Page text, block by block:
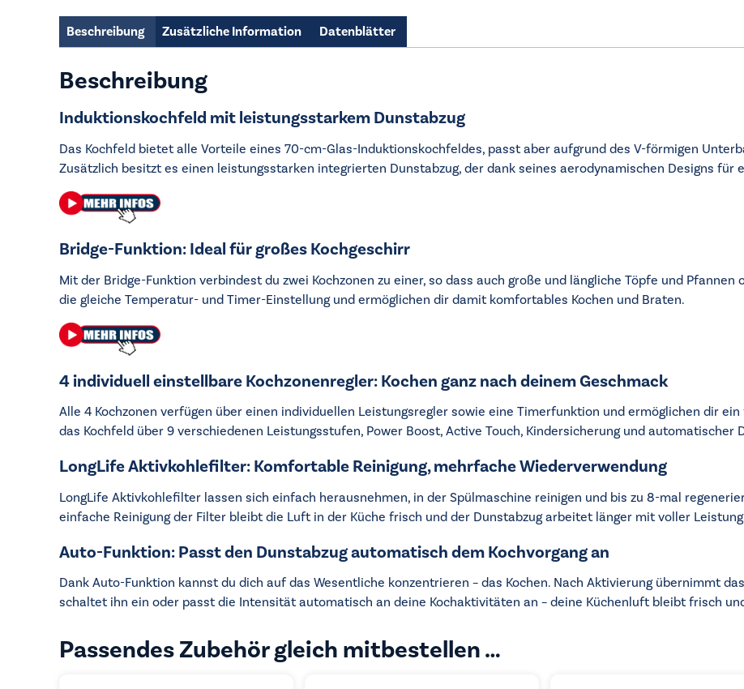
Menge
Beschreibung Zusätzliche Information Datenblätter
Beschreibung
Induktionskochfeld mit leistungsstarkem Dunstabzug
Das Kochfeld bietet alle Vorteile eines 70-cm-Glas-Induktionskochfeldes, passt aber aufgrund des V-förmigen
Zusätzlich besitzt es einen leistungsstarken integrierten Dunstabzug, der dank seines aerodynamischen Designs
Bridge-Funktion: Ideal für großes Kochgeschirr
Mit der Bridge-Funktion verbindest du zwei Kochzonen zu einer, so dass auch große und längliche Töpfe und
die gleiche Temperatur- und Timer-Einstellung und ermöglichen dir damit komfortables Kochen und Braten.
4 individuell einstellbare Kochzonenregler: Kochen ganz nach deinem Geschmack
Alle 4 Kochzonen verfügen über einen individuellen Leistungsregler sowie eine Timerfunktion und ermöglichen dir
das Kochfeld über 9 verschiedenen Leistungsstufen, Power Boost, Active Touch, Kindersicherung und automatischer
LongLife Aktivkohlefilter: Komfortable Reinigung, mehrfache Wiederverwendung
LongLife Aktivkohlefilter lassen sich einfach herausnehmen, in der Spülmaschine reinigen und bis zu 8-mal
einfache Reinigung der Filter bleibt die Luft in der Küche frisch und der Dunstabzug arbeitet länger mit voller
Auto-Funktion: Passt den Dunstabzug automatisch dem Kochvorgang an
Dank Auto-Funktion kannst du dich auf das Wesentliche konzentrieren – das Kochen. Nach Aktivierung übernimmt
schaltet ihn ein oder passt die Intensität automatisch an deine Kochaktivitäten an – deine Küchenluft bleibt frisch
Passendes Zubehör gleich mitbestellen …